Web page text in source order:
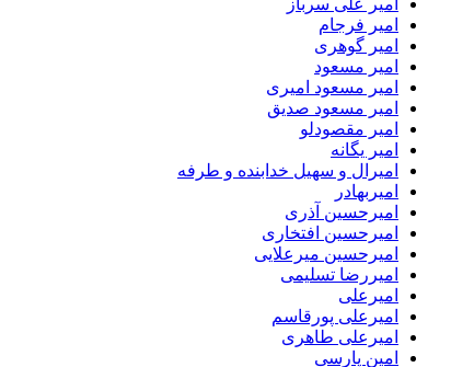
امیر علی سرباز
امیر فرجام
امیر گوهری
امیر مسعود
امیر مسعود امیری
امیر مسعود صدیق
امیر مقصودلو
امیر یگانه
امیرال و سهیل خدابنده و طرفه
امیربهادر
امیرحسین آذری
امیرحسین افتخاری
امیرحسین میرعلایی
امیررضا تسلیمی
امیرعلی
امیرعلی پورقاسم
امیرعلی طاهری
امین پارسی